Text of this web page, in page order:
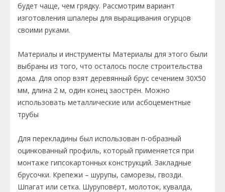
будет чаще, чем грядку. Рассмотрим вариант
изготовления шпалеры для выращивания огурцов
своими руками.
Материалы и инструменты Материалы для этого были
выбраны из того, что осталось после строительства
дома. Для опор взят деревянный брус сечением 30Х50
мм, длина 2 м, один конец заострён. Можно
использовать металлические или асбоцементные
трубы
Для перекладины был использован п-образный
оцинкованный профиль, который применяется при
монтаже гипсокартонных конструкций. Закладные
брусочки. Крепежи – шурупы, саморезы, гвозди.
Шпагат или сетка. Шуруповёрт, молоток, кувалда,